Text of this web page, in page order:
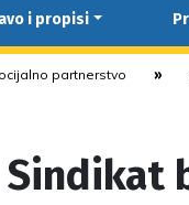
i propisi
partnerstvo
Sindikat